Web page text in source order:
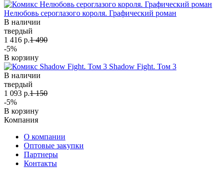
Нелюбовь сероглазого короля. Графический роман
В наличии
твердый
1 416 р.1 490
-5%
В корзину
Shadow Fight. Том 3
В наличии
твердый
1 093 р.1 150
-5%
В корзину
Компания
О компании
Оптовые закупки
Партнеры
Контакты